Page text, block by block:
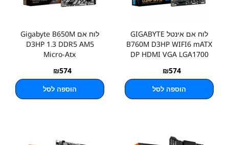
לוח אם אינטל GIGABYTE
B760M D3HP WIFI6 mATX
DP HDMI VGA LGA1700
₪574
הוספה לסל
לוח אם Gigabyte B650M
D3HP 1.3 DDR5 AM5
Micro-Atx
₪574
הוספה לסל